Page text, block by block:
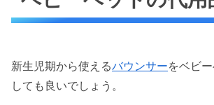
新生児期から使えるバウンサーをベビ
しても良いでしょう。